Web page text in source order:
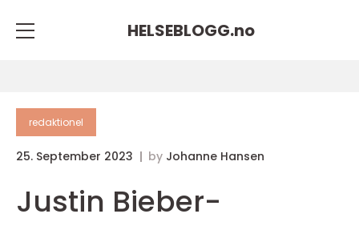
HELSEBLOGG.no
redaktionel
25. September 2023 by Johanne Hansen
Justin Bieber-